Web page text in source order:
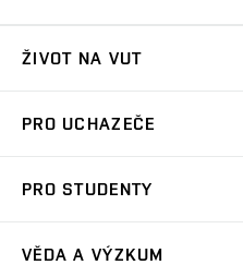
ŽIVOT NA VUT
Koleje
Sport na VUT
PRO UCHAZEČE
Dny otevřených dveří
PRO STUDENTY
VĚDA A VÝZKUM